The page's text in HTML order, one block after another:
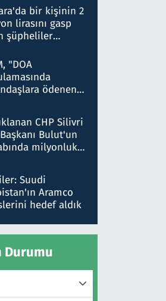
ortaya
tablo şok etti
bir kişinin 2
lirasını gasp
şüpheliler
"DOA
ödenen
iddiasını
CHP Silivri
Bulut'un
milyonluk
verdi, ben
Suudi
Aramco
hedef aldık
Durumu